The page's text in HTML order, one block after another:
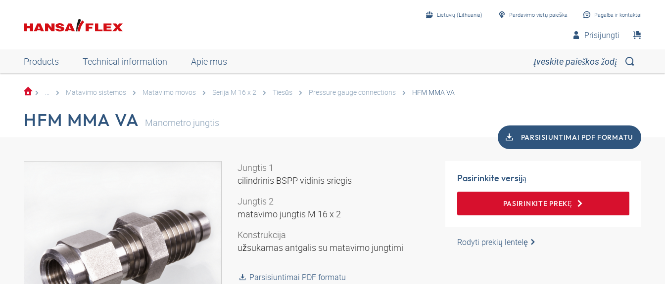
Lietuvių (Lithuania) Pardavimo vietų paieška Pagalba ir kontaktai
Prisijungti
Products Technical information Apie mus
... Matavimo sistemos Matavimo movos Serija M 16 x 2 Tiesūs Pressure gauge connections HFM MMA VA
HFM MMA VA Manometro jungtis
PARSISIUNTIMAI PDF FORMATU
Jungtis 1
cilindrinis BSPP vidinis sriegis
Jungtis 2
matavimo jungtis M 16 x 2
Konstrukcija
užsukamas antgalis su matavimo jungtimi
Parsisiuntimai PDF formatu
Pasirinkite versiją
PASIRINKITE PREKĘ
Rodyti prekių lentelę